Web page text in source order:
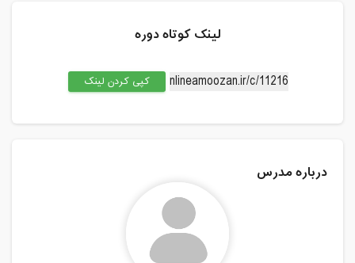
لینک کوتاه دوره
کپی کردن لینک
درباره مدرس